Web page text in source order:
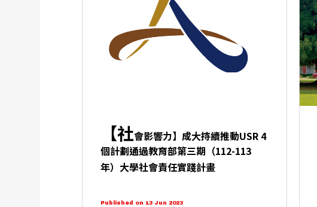
【社會影響力】成大持續推動USR 4
個計劃通過教育部第三期（112-113
年）大學社會責任實踐計畫
Published on 13 Jun 2023